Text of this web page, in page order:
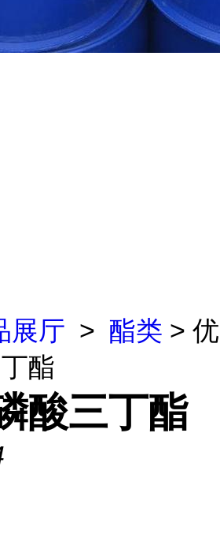
展厅 > 酯类 > 优
酯
酸三丁酯